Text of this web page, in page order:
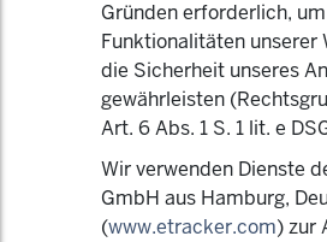
Gründen erforderlich,
Funktionalitäten unserer
die Sicherheit unseres
gewährleisten
Art. 6 Abs. 1 S. 1 lit. e
Wir verwenden Dienste
GmbH aus Hamburg,
(www.etracker.com) zur